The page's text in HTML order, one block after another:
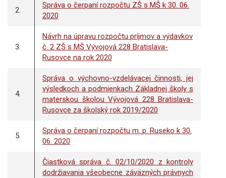
2.
Správa o čerpaní rozpočtu ZŠ s MŠ k 30. 06.
2020
3.
Návrh na úpravu rozpočtu príjmov a výdavkov
č. 2 ZŠ s MŠ Vývojová 228 Bratislava-
Rusovce na rok 2020
4.
Správa o výchovno-vzdelávacej činnosti, jej
výsledkoch a podmienkach Základnej školy s
materskou školou Vývojová 228 Bratislava-
Rusovce za školský rok 2019/2020
5.
Správa o čerpaní rozpočtu m. p. Ruseko k 30.
06. 2020
Čiastková správa č. 02/10/2020 z kontroly
dodržiavania všeobecne záväzných právnych